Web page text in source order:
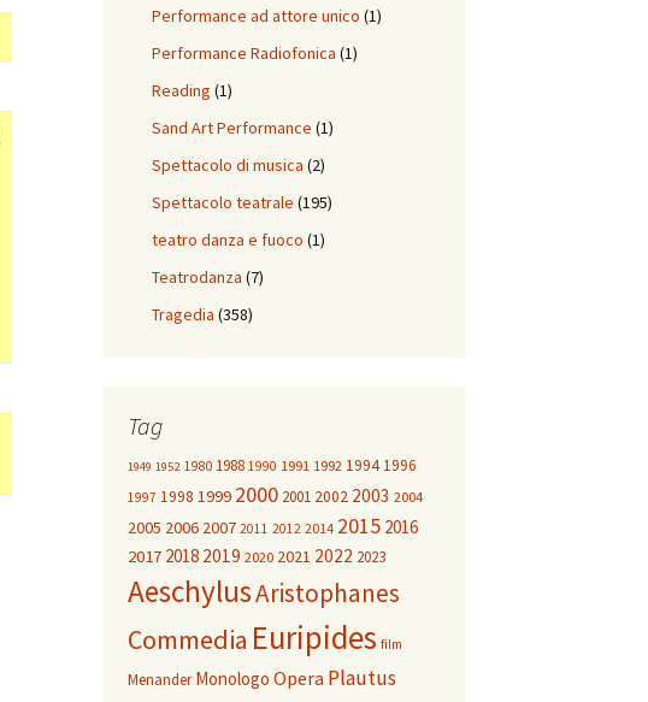
Performance ad attore unico (1)
Performance Radiofonica (1)
Reading (1)
Sand Art Performance (1)
Spettacolo di musica (2)
Spettacolo teatrale (195)
teatro danza e fuoco (1)
Teatrodanza (7)
Tragedia (358)
Tag
1949 1952 1980 1988 1990 1991 1992 19941996
1997 1998 1999 2000 2001 2002 2003 2004
2005 2006 2007 2011 2012 2014 2015 2016
2017 2018 2019 2020 2021 2022 2023
AeschylusAristophanes
Commedia Euripides film
Menander Monologo Opera Plautus